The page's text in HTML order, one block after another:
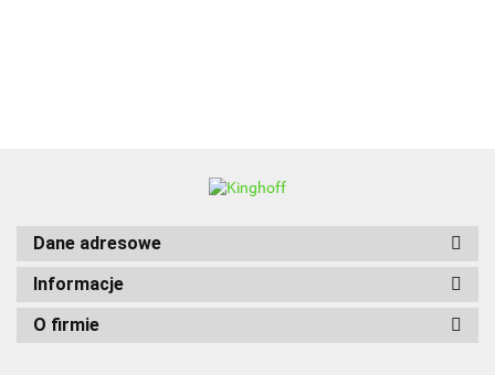
Dane adresowe
Informacje
O firmie